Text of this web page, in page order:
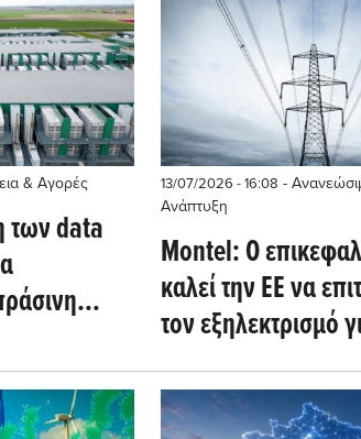
& Αγορές
των data
13/07/2026 - 16:08 -
Ανάπτυξη
Montel: Ο
καλεί την ΕΕ να
τον εξηλεκτρισμό
μειώσει τη χρήση
καυσίμων